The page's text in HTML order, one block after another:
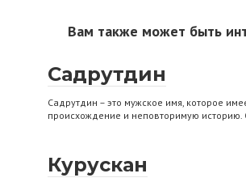
Вам также может быть
Садрутдин
Садрутдин – это мужское имя, которое
происхождение и неповторимую историю.
Курускан